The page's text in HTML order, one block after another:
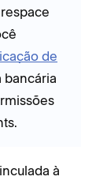
de
bancária
à